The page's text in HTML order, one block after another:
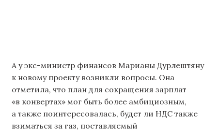
А у экс-министр финансов Марианы Дурлештяну
к новому проекту возникли вопросы. Она
отметила, что план для сокращения зарплат
«в конвертах» мог быть более амбициозным,
а также поинтересовалась, будет ли НДС также
взиматься за газ, поставляемый